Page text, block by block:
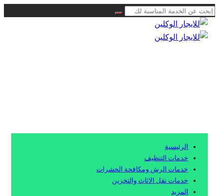
الرئيسية
خدمات التنظيف
خدمات الرش ومكافحة الحشرات
خدمات نقل الاثاث والتخزين
المزيد